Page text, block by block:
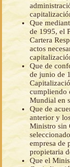
Que
de 1995, el
Cartera
actos
Que de
de junio de
cumpliendo
Mundial en
Que de
anterior y
Ministro sin
empresa de
propietaria
Que el